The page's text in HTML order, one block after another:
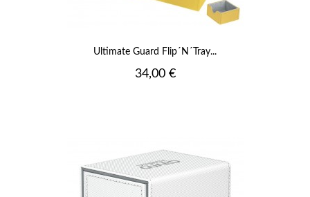
Ultimate Guard Flip´n´Tray...
Prix
34,00 €